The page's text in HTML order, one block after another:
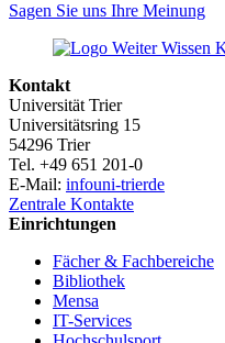
Sagen Sie uns Ihre Meinung
Kontakt
Universität Trier
Universitätsring 15
54296 Trier
Tel. +49 651 201-0
E-Mail: infouni-trierde
Zentrale Kontakte
Einrichtungen
Fächer & Fachbereiche
Bibliothek
Mensa
IT-Services